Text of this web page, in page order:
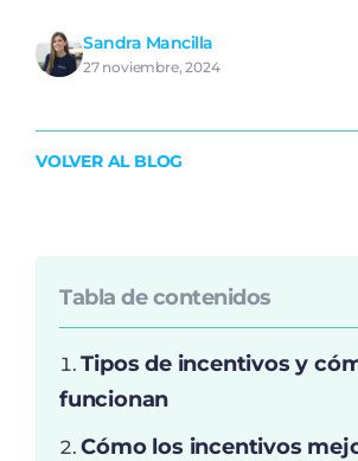
Sandra Mancilla
27 noviembre, 2024
VOLVER AL BLOG
Tabla de contenidos
Tipos de incentivos y
funcionan
Cómo los incentivos